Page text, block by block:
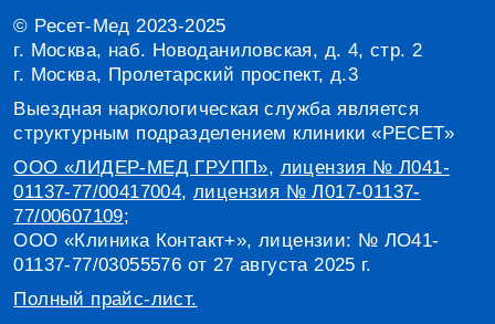
© Ресет-Мед 2023-2025
г. Москва, наб. Новоданиловская, д. 4, стр. 2
г. Москва, Пролетарский проспект, д.3
Выездная наркологическая служба является
структурным подразделением клиники «РЕСЕТ»
ООО «ЛИДЕР-МЕД ГРУПП», лицензия № Л041-
01137-77/00417004, лицензия № Л017-01137-
77/00607109;
ООО «Клиника Контакт+», лицензии: № ЛО41-
01137-77/03055576 от 27 августа 2025 г.
Полный прайс-лист.